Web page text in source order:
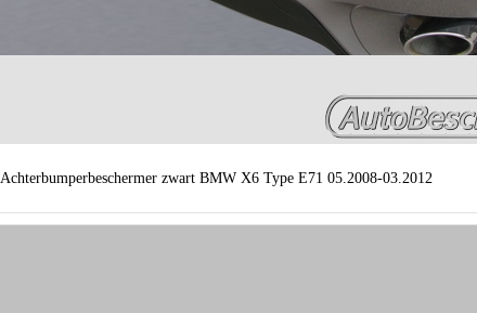
Achterbumperbeschermer zwart BMW X6 Type E71 05.2008-03.2012